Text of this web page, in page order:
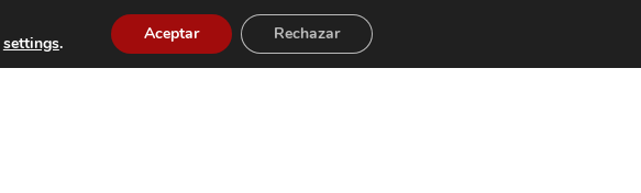
settings. Aceptar Rechazar